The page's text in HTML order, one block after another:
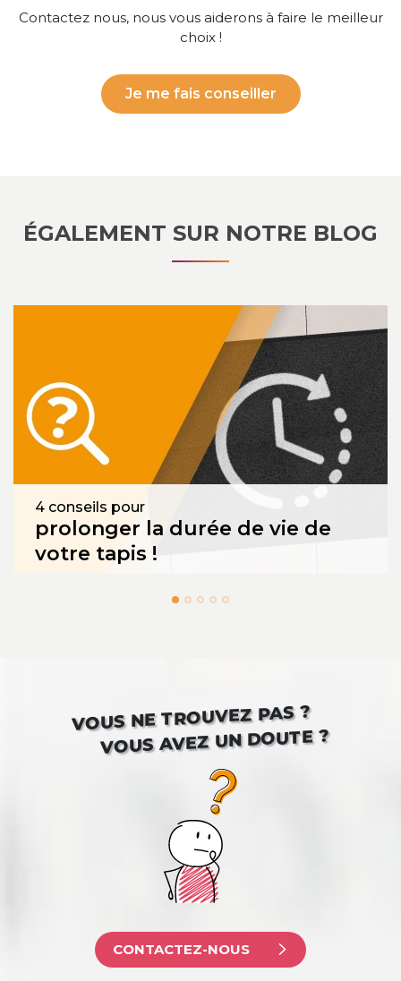
Contactez nous, nous vous aiderons à faire le meilleur
choix !
Je me fais conseiller
ÉGALEMENT SUR NOTRE BLOG
4 conseils pour
prolonger la durée de vie de
votre tapis !
VOUS NE TROUVEZ PAS ?
VOUS AVEZ UN DOUTE ?
CONTACTEZ-NOUS